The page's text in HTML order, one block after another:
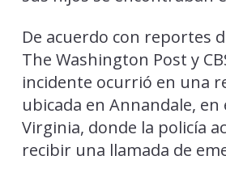
De acuerdo con reportes
The Washington Post y
incidente ocurrió en una
ubicada en Annandale, en
Virginia, donde la policía
recibir una llamada de